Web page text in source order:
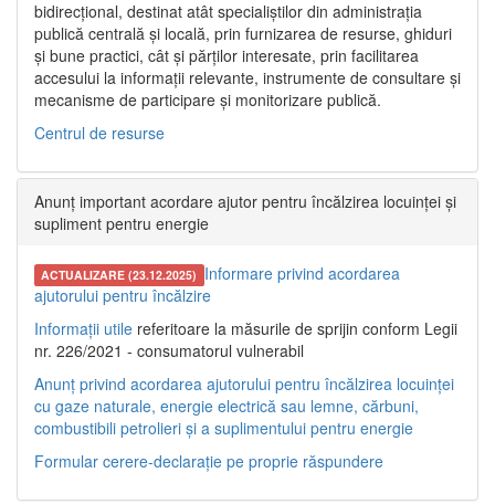
bidirecțional, destinat atât specialiștilor din administrația
publică centrală și locală, prin furnizarea de resurse, ghiduri
și bune practici, cât și părților interesate, prin facilitarea
accesului la informații relevante, instrumente de consultare și
mecanisme de participare și monitorizare publică.
Centrul de resurse
Anunț important acordare ajutor pentru încălzirea locuinței și
supliment pentru energie
ACTUALIZARE (23.12.2025) Informare privind acordarea
ajutorului pentru încălzire
Informații utile referitoare la măsurile de sprijin conform Legii
nr. 226/2021 - consumatorul vulnerabil
Anunț privind acordarea ajutorului pentru încălzirea locuinței
cu gaze naturale, energie electrică sau lemne, cărbuni,
combustibili petrolieri și a suplimentului pentru energie
Formular cerere-declarație pe proprie răspundere